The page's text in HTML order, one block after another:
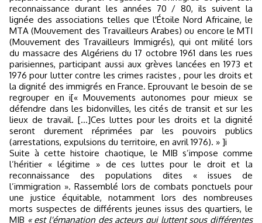
reconnaissance durant les années 70 / 80, ils suivent la
lignée des associations telles que l'Étoile Nord Africaine, le
MTA (Mouvement des Travailleurs Arabes) ou encore le MTI
(Mouvement des Travailleurs Immigrés), qui ont milité lors
du massacre des Algériens du 17 octobre 1961 dans les rues
parisiennes, participant aussi aux grèves lancées en 1973 et
1976 pour lutter contre les crimes racistes , pour les droits et
la dignité des immigrés en France. Eprouvant le besoin de se
regrouper en i[« Mouvements autonomes pour mieux se
défendre dans les bidonvilles, les cités de transit et sur les
lieux de travail. […]Ces luttes pour les droits et la dignité
seront durement réprimées par les pouvoirs publics
(arrestations, expulsions du territoire, en avril 1976). » ]i
Suite à cette histoire chaotique, le MIB s’impose comme
l’héritier « légitime » de ces luttes pour le droit et la
reconnaissance des populations dites « issues de
l’immigration ». Rassemblé lors de combats ponctuels pour
une justice équitable, notamment lors des nombreuses
morts suspectes de différents jeunes issus des quartiers, le
MIB « est l'émanation des acteurs qui luttent sous différentes